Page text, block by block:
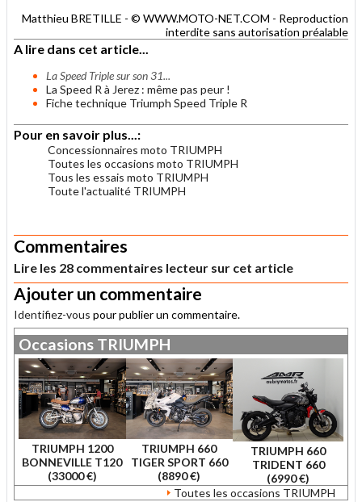
Matthieu BRETILLE - © WWW.MOTO-NET.COM - Reproduction
interdite sans autorisation préalable
A lire dans cet article...
La Speed Triple sur son 31...
La Speed R à Jerez : même pas peur !
Fiche technique Triumph Speed Triple R
Pour en savoir plus...:
Concessionnaires moto TRIUMPH
Toutes les occasions moto TRIUMPH
Tous les essais moto TRIUMPH
Toute l'actualité TRIUMPH
Commentaires
Lire les 28 commentaires lecteur sur cet article
Ajouter un commentaire
Identifiez-vous pour publier un commentaire.
Occasions TRIUMPH
TRIUMPH 1200
BONNEVILLE T120
(33000 €)
TRIUMPH 660
TIGER SPORT 660
(8890 €)
TRIUMPH 660
TRIDENT 660
(6990 €)
Toutes les occasions TRIUMPH